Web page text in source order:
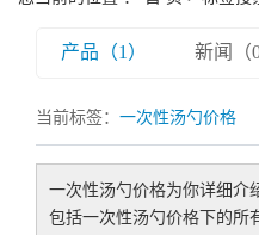
产品（1） 新闻（0
当前标签： 一次性汤勺价格
一次性汤勺价格为你详细介
包括一次性汤勺价格 下的